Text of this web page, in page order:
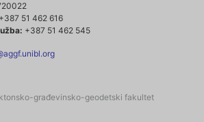
+387 51 462 616
+387 51 462 545
građevinsko-geodetski fakultet